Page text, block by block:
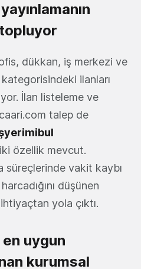
dükkan, iş merkezi ve
ilanları
İlan listeleme ve
talep de
iki özellik mevcut.
süreçlerinde vakit kaybı
düşünen
yola çıktı.
uygun
kurumsal